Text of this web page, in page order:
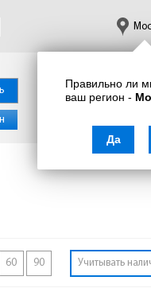
Правильно ли
ваш регион -
Да
60 90 Учитывать